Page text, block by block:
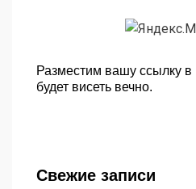
Разместим вашу ссылку в
будет висеть вечно.
Свежие записи